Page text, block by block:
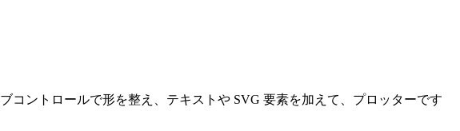
コントロールで形を整え、テキストや SVG 要素を加えて、プロッターです